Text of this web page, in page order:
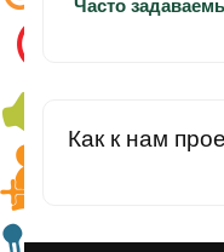
Часто
Как к нам